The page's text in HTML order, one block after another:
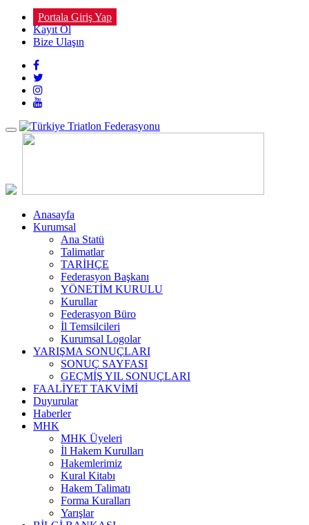
Portala Giriş Yap
Kayıt Ol
Bize Ulaşın
Toggle
navigation
Anasayfa
Kurumsal
Ana Statü
Talimatlar
TARİHÇE
Federasyon Başkanı
YÖNETİM KURULU
Kurullar
Federasyon Büro
İl Temsilcileri
Kurumsal Logolar
YARIŞMA SONUÇLARI
SONUÇ SAYFASI
GEÇMİŞ YIL SONUÇLARI
FAALİYET TAKVİMİ
Duyurular
Haberler
MHK
MHK Üyeleri
İl Hakem Kurulları
Hakemlerimiz
Kural Kitabı
Hakem Talimatı
Forma Kuralları
Yarışlar